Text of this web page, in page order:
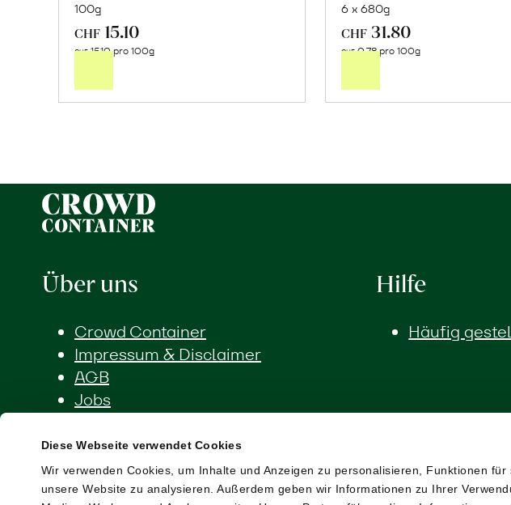
Diese Webseite verwendet Cookies
Wir verwenden Cookies, um Inhalte und Anzeigen zu personalisieren, Funktionen
unsere Website zu analysieren. Außerdem geben wir Informationen zu Ihrer
100g
CHF 15.10
CHF15.10 pro 100g
6 x 680g
CHF 31.80
CHF0.78 pro 100g
Über uns
Crowd Container
Impressum & Disclaimer
AGB
Jobs
Hilfe
Häufig
Shop